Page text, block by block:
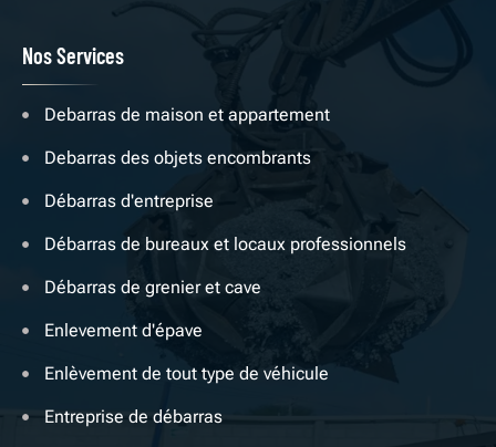
Nos Services
Debarras de maison et appartement
Debarras des objets encombrants
Débarras d'entreprise
Débarras de bureaux et locaux professionnels
Débarras de grenier et cave
Enlevement d'épave
Enlèvement de tout type de véhicule
Entreprise de débarras